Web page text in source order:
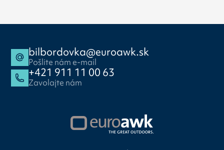
bilbordovka@euroawk.sk
Pošlite nám e-mail
+421 911 11 00 63
Zavolajte nám